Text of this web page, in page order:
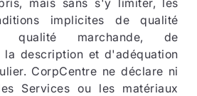
mais sans s'y limiter, les
implicites de qualité
qualité marchande, de
la description et d'adéquation
CorpCentre ne déclare ni
Services ou les matériaux